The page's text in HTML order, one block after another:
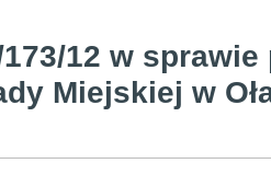
173/12 w
Miejskiej w